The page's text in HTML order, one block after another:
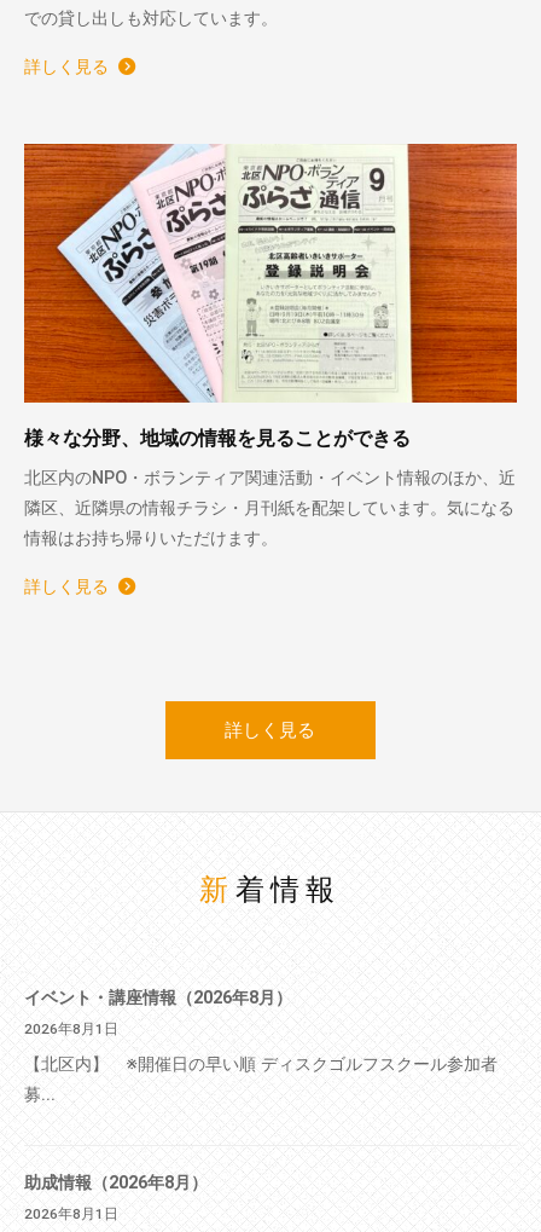
での貸し出しも対応しています。
詳しく見る
様々な分野、地域の情報を見ることができる
北区内のNPO・ボランティア関連活動・イベント情報のほか、近
隣区、近隣県の情報チラシ・月刊紙を配架しています。気になる
情報はお持ち帰りいただけます。
詳しく見る
詳しく見る
新着情報
イベント・講座情報（2026年8月）
2026年8月1日
【北区内】 ※開催日の早い順 ディスクゴルフスクール参加者
募...
助成情報（2026年8月）
2026年8月1日